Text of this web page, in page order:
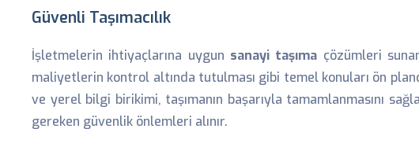
Güvenli Taşımacılık
İşletmelerin ihtiyaçlarına uygun sanayi taşıma çözümleri
maliyetlerin kontrol altında tutulması gibi temel konuları ön
ve yerel bilgi birikimi, taşımanın başarıyla tamamlanmasını
gereken güvenlik önlemleri alınır.